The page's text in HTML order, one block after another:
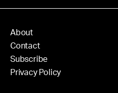
About
Contact
Subscribe
Privacy Policy